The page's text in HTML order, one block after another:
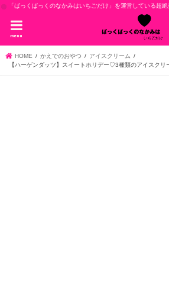
「ばっくぱっくのなかみはいちごだけ」を運営している超
menu
HOME かえでのおやつ
アイスクリーム
【ハーゲンダッツ】スイートホリデー♡3種類のアイスク